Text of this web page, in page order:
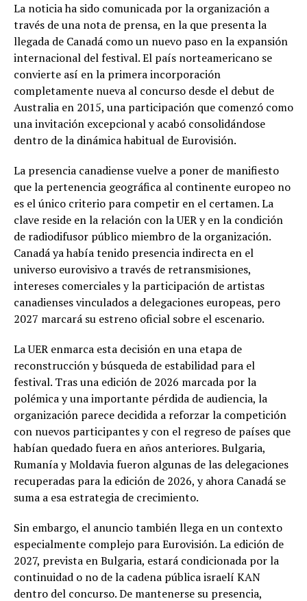
La noticia ha sido comunicada por la organización a
través de una nota de prensa, en la que presenta la
llegada de Canadá como un nuevo paso en la expansión
internacional del festival. El país norteamericano se
convierte así en la primera incorporación
completamente nueva al concurso desde el debut de
Australia en 2015, una participación que comenzó como
una invitación excepcional y acabó consolidándose
dentro de la dinámica habitual de Eurovisión.
La presencia canadiense vuelve a poner de manifiesto
que la pertenencia geográfica al continente europeo no
es el único criterio para competir en el certamen. La
clave reside en la relación con la UER y en la condición
de radiodifusor público miembro de la organización.
Canadá ya había tenido presencia indirecta en el
universo eurovisivo a través de retransmisiones,
intereses comerciales y la participación de artistas
canadienses vinculados a delegaciones europeas, pero
2027 marcará su estreno oficial sobre el escenario.
La UER enmarca esta decisión en una etapa de
reconstrucción y búsqueda de estabilidad para el
festival. Tras una edición de 2026 marcada por la
polémica y una importante pérdida de audiencia, la
organización parece decidida a reforzar la competición
con nuevos participantes y con el regreso de países que
habían quedado fuera en años anteriores. Bulgaria,
Rumanía y Moldavia fueron algunas de las delegaciones
recuperadas para la edición de 2026, y ahora Canadá se
suma a esa estrategia de crecimiento.
Sin embargo, el anuncio también llega en un contexto
especialmente complejo para Eurovisión. La edición de
2027, prevista en Bulgaria, estará condicionada por la
continuidad o no de la cadena pública israelí KAN
dentro del concurso. De mantenerse su presencia,